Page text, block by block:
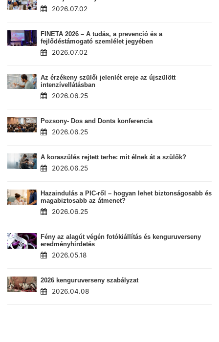
2026.07.02
FINETA 2026 – A tudás, a prevenció és a
fejlődéstámogató szemlélet jegyében
2026.07.02
Az érzékeny szülői jelenlét ereje az újszülött
intenzívellátásban
2026.06.25
Pozsony- Dos and Donts konferencia
2026.06.25
A koraszülés rejtett terhe: mit élnek át a szülők?
2026.06.25
Hazaindulás a PIC-ről – hogyan lehet biztonságosabb és
magabiztosabb az átmenet?
2026.06.25
Fény az alagút végén fotókiállítás és kenguruverseny
eredményhirdetés
2026.05.18
2026 kenguruverseny szabályzat
2026.04.08